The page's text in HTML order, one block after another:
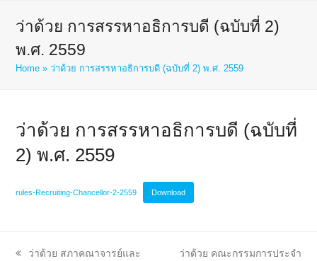
ว่าด้วย การสรรหาอธิการบดี (ฉบับที่ 2)
พ.ศ. 2559
Home »ว่าด้วย การสรรหาอธิการบดี (ฉบับที่ 2) พ.ศ. 2559
ว่าด้วย การสรรหาอธิการบดี (ฉบับที่
2) พ.ศ. 2559
rules-Recruiting-Chancellor-2-2559 Download
previous
ว่าด้วย สภาคณาจารย์และ
next
ว่าด้วย คณะกรรมการประจำ